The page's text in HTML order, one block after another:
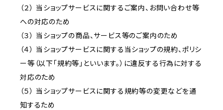
（２） 当ショップサービスに関するご案内、お問い合わせ等
への対応のため
（３） 当ショップの商品、サービス等のご案内のため
（４） 当ショップサービスに関する当ショップの規約、ポリシ
ー等（以下「規約等」といいます。）に違反する行為に対する
対応のため
（５） 当ショップサービスに関する規約等の変更などを通
知するため